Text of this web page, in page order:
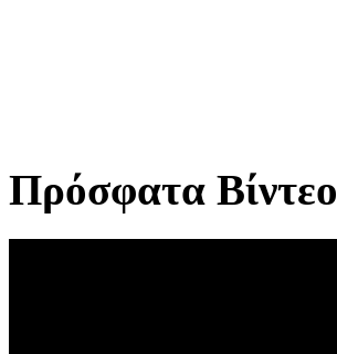
Πρόσφατα Βίντεο